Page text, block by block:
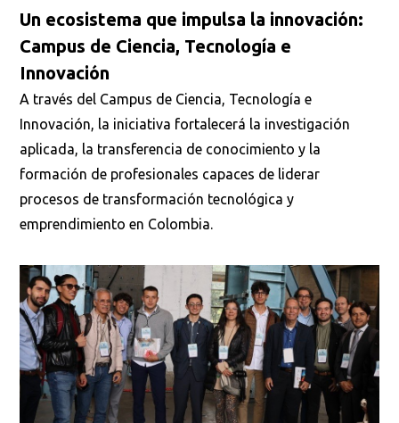
Un ecosistema que impulsa la innovación:
Campus de Ciencia, Tecnología e
Innovación
A través del Campus de Ciencia, Tecnología e
Innovación, la iniciativa fortalecerá la investigación
aplicada, la transferencia de conocimiento y la
formación de profesionales capaces de liderar
procesos de transformación tecnológica y
emprendimiento en Colombia.